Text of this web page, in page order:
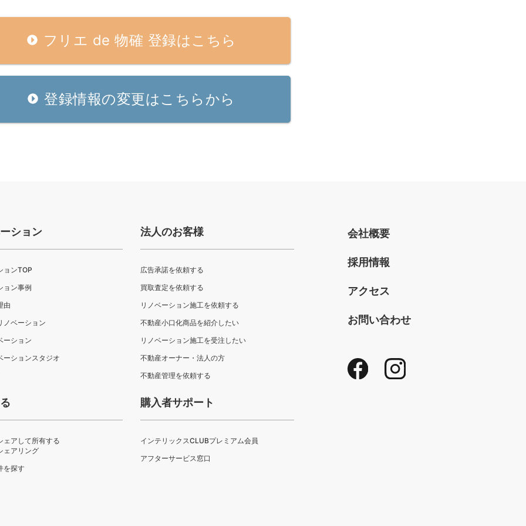
フリエ de 物確 登録はこちら
登録情報の変更はこちらから
ション
ョンTOP
ョン事例
由
ノベーション
ーション
ーションスタジオ
法人のお客様
広告承諾を依頼する
買取査定を依頼する
リノベーション施工を依頼する
不動産小口化商品を紹介したい
リノベーション施工を受注したい
不動産オーナー・法人の方
不動産管理を依頼する
ェアして所有する
ェアリング
を探す
購入者サポート
インテリックスCLUBプレミアム会員
アフターサービス窓口
会社概要
採用情報
アクセス
お問い合わせ